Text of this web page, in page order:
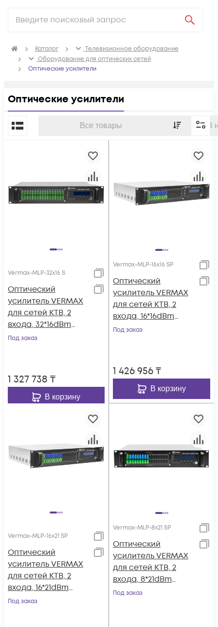
Каталог
Телевизионное оборудование
Оборудование для оптических сетей
Оптические усилители
Оптические усилители
Все товары В
По популярности
Vermax-MLP-32x16 S
Оптический
усилитель VERMAX
для сетей КТВ, 2
входа, 32*16dBm
выхода
Под заказ
1 327 738 ₸
В корзину
Vermax-MLP-16x16 SP
Оптический
усилитель VERMAX
для сетей КТВ, 2
входа, 16*16dBm
выхода, WDM
Под заказ
1 426 956₸
В корзину
Vermax-MLP-16x21 SP
Оптический
усилитель VERMAX
для сетей КТВ, 2
входа, 16*21dBm
выхода, WDM
Под заказ
Vermax-MLP-8x21 SP
Оптический
усилитель VERMAX
для сетей КТВ, 2
входа, 8*21dBm
выходов, WDM
Под заказ